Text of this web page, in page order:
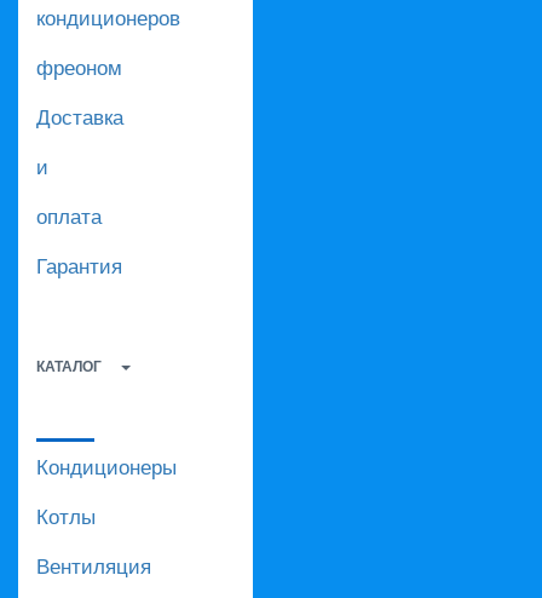
кондиционеров
фреоном
Доставка
и
оплата
Гарантия
КАТАЛОГ
Кондиционеры
Котлы
Вентиляция